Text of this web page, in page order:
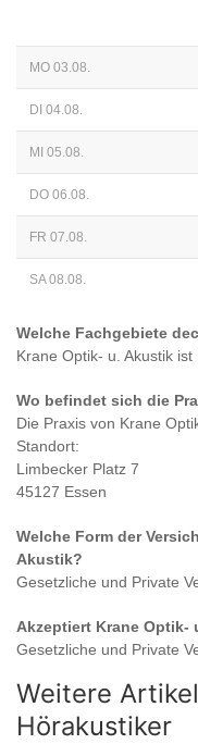
MO 03.08.
DI 04.08.
MI 05.08.
DO 06.08.
FR 07.08.
SA 08.08.
Welche Fachgebiete
Krane Optik- u. Akustik ist
Wo befindet sich die
Die Praxis von Krane
Standort:
Limbecker Platz 7
45127 Essen
Welche Form der
Akustik?
Gesetzliche und Private
Akzeptiert Krane Optik-
Gesetzliche und Private
Weitere
Hörakustiker